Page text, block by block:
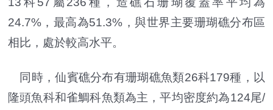
24.7%，最高為51.3%，與世界主要珊瑚礁分布區
相比，處於較高水平。
同時，仙賓礁分布有珊瑚礁魚類26科179種，以
隆頭魚科和雀鯛科魚類為主，平均密度約為124尾/